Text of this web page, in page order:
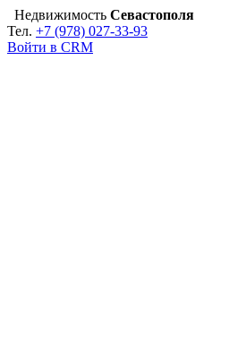
Недвижимость Севастополя
Тел. +7 (978) 027-33-93
Войти в CRM